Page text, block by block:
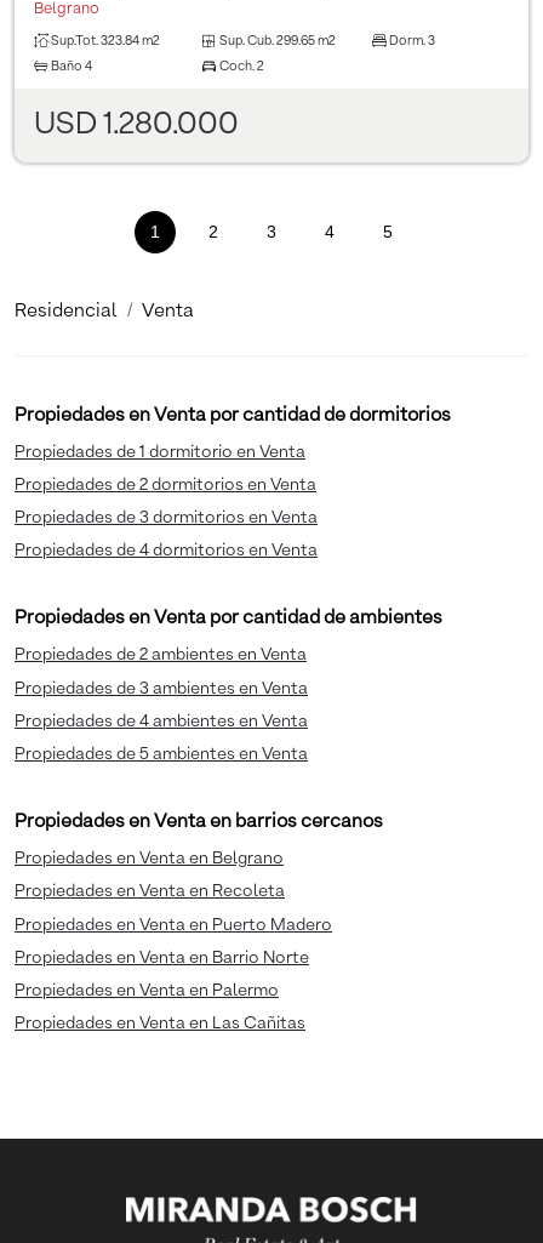
Belgrano
Sup.Tot.323.84 m2 Sup. Cub. 299.65 m2 Dorm. 3
Baño 4 Coch. 2
USD 1.280.000
1 (current)
2 3 4 5
Residencial Venta
Propiedades en Venta por cantidad de dormitorios
Propiedades de 1 dormitorio en Venta
Propiedades de 2 dormitorios en Venta
Propiedades de 3 dormitorios en Venta
Propiedades de 4 dormitorios en Venta
Propiedades en Venta por cantidad de ambientes
Propiedades de 2 ambientes en Venta
Propiedades de 3 ambientes en Venta
Propiedades de 4 ambientes en Venta
Propiedades de 5 ambientes en Venta
Propiedades en Venta en barrios cercanos
Propiedades en Venta en Belgrano
Propiedades en Venta en Recoleta
Propiedades en Venta en Puerto Madero
Propiedades en Venta en Barrio Norte
Propiedades en Venta en Palermo
Propiedades en Venta en Las Cañitas